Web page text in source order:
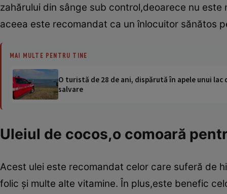
zahărului din sânge sub control,deoarece nu
aceea este recomandat ca un înlocuitor sănătos
MAI MULTE PENTRU TINE
O turistă de 28 de ani, dispărută în apele unui
salvare
Uleiul de cocos,o comoară
Acest ulei este recomandat celor care suferă de
folic şi multe alte vitamine. În plus,este benefic